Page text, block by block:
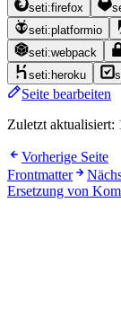
seti:firefox
seti:platformio
seti:webpack
seti:heroku
Seite bearbeiten
Zuletzt aktualisiert:
Vorherige Seite
Frontmatter
Ersetzung von